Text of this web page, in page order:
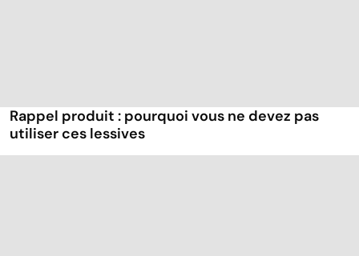
Rappel produit : pourquoi vous ne devez pas
utiliser ces lessives